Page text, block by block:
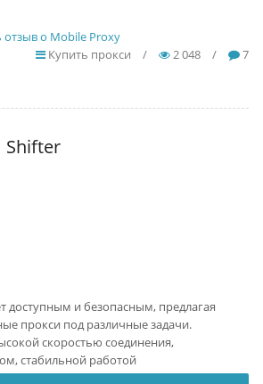
о Mobile Proxy
Купить прокси
/ 2 048 / 7
Shifter
доступным и безопасным, предлагая
прокси под различные задачи.
скоростью соединения,
стабильной работой